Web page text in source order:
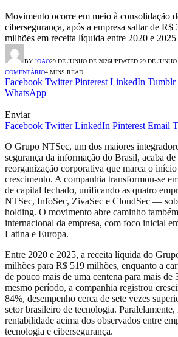
Movimento ocorre em meio à consolidação
cibersegurança, após a empresa saltar de
milhões em receita líquida entre 2020 e 2025
BY JOAO29 DE JUNHO DE 2026UPDATED:29 DE
COMENTÁRIO4 MINS READ
Facebook Twitter Pinterest LinkedIn Tumblr
WhatsApp
Enviar
Facebook Twitter LinkedIn Pinterest Email
O Grupo NTSec, um dos maiores
segurança da informação do Brasil, acaba
reorganização corporativa que marca o
crescimento. A companhia transformou-se
de capital fechado, unificando as quatro
NTSec, InfoSec, ZivaSec e CloudSec — sob
holding. O movimento abre caminho
internacional da empresa, com foco inicial
Latina e Europa.
Entre 2020 e 2025, a receita líquida do
milhões para R$ 519 milhões, enquanto a
de pouco mais de uma centena para mais de
mesmo período, a companhia registrou
84%, desempenho cerca de sete vezes
setor brasileiro de tecnologia.
rentabilidade acima dos observados entre
tecnologia e cibersegurança.